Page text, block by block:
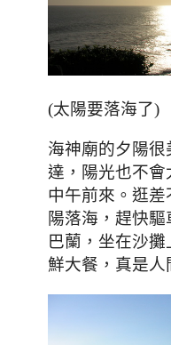
(太陽要落海了)
海神廟的夕陽很
達，陽光也不
中午前來。逛
陽落海，趕快驅
巴蘭，坐在沙
鮮大餐，真是人